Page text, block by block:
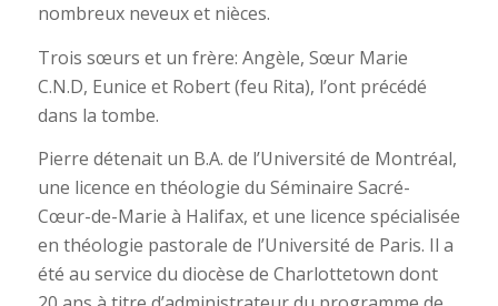
nombreux neveux et nièces.
Trois sœurs et un frère: Angèle, Sœur Marie
C.N.D, Eunice et Robert (feu Rita), l’ont précédé
dans la tombe.
Pierre détenait un B.A. de l’Université de Montréal,
une licence en théologie du Séminaire Sacré-
Cœur-de-Marie à Halifax, et une licence spécialisée
en théologie pastorale de l’Université de Paris. Il a
été au service du diocèse de Charlottetown dont